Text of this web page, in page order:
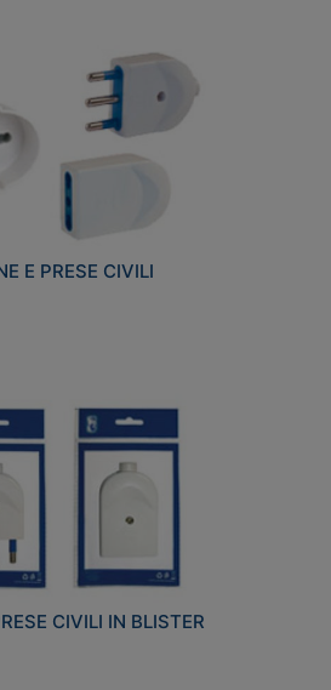
E PRESE CIVILI
CIVILI IN BLISTER